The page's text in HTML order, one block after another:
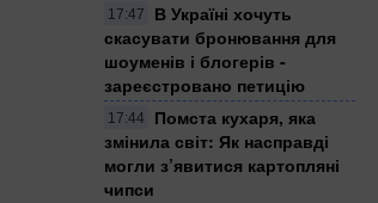
17:47
В Україні хочуть
скасувати бронювання для
шоуменів і блогерів -
зареєстровано петицію
17:44
Помста кухаря, яка
змінила світ: Як насправді
могли з’явитися картопляні
чипси